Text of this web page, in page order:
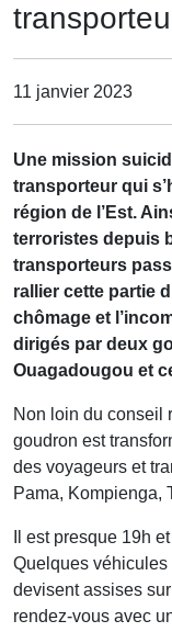
11 janvier 2023
Une mission
transporteur qui
région de l’Est.
terroristes depuis
transporteurs
rallier cette partie
chômage et
dirigés par deux
Ouagadougou et
Non loin du conseil
goudron est
des voyageurs et
Pama, Kompienga,
Il est presque 19h
Quelques
devisent assises
rendez-vous avec